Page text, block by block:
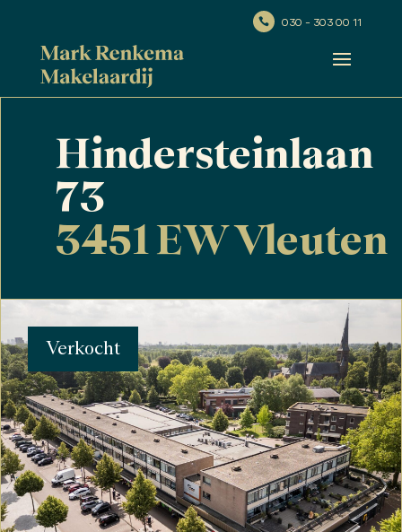
 030 - 303 00 11
Hindersteinlaan
73
3451 EW Vleuten
Verkocht